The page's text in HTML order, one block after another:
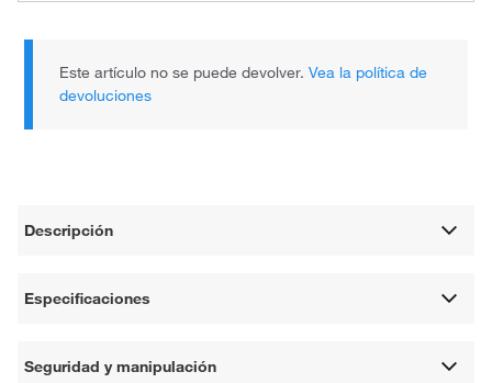
Este artículo no se puede devolver.Vea la política de
devoluciones
Descripción
Especificaciones
Seguridad y manipulación